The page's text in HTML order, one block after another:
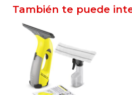
También te puede